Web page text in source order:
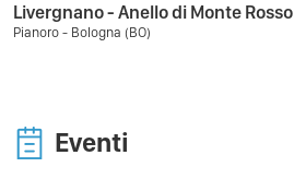
Livergnano - Anello di Monte Rosso
Pianoro - Bologna (BO)
Eventi